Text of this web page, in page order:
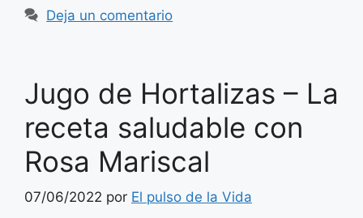
Deja un comentario
Jugo de Hortalizas – La
receta saludable con
Rosa Mariscal
07/06/2022 por El pulso de la Vida